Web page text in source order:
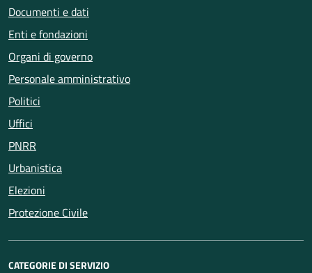
Documenti e dati
Enti e fondazioni
Organi di governo
Personale amministrativo
Politici
Uffici
PNRR
Urbanistica
Elezioni
Protezione Civile
CATEGORIE DI SERVIZIO